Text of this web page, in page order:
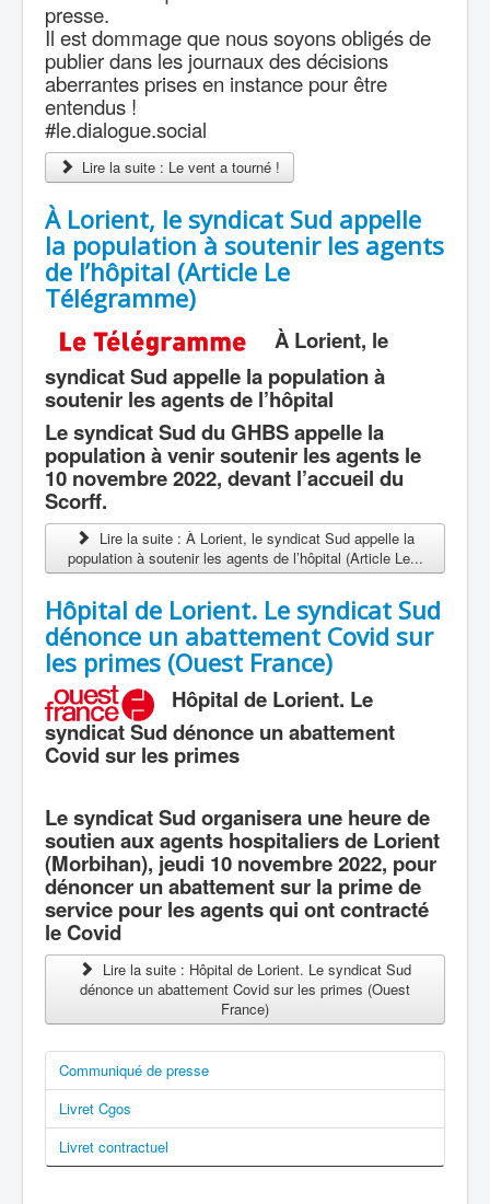
presse.
Il est dommage que nous soyons obligés de
publier dans les journaux des décisions
aberrantes prises en instance pour être
entendus !
#le.dialogue.social
Lire la suite : Le vent a tourné !
À Lorient, le syndicat Sud appelle
la population à soutenir les agents
de l’hôpital (Article Le
Télégramme)
À Lorient, le
syndicat Sud appelle la population à
soutenir les agents de l’hôpital
Le syndicat Sud du GHBS appelle la
population à venir soutenir les agents le
10 novembre 2022, devant l’accueil du
Scorff.
Lire la suite : À Lorient, le syndicat Sud appelle la
population à soutenir les agents de l’hôpital (Article Le...
Hôpital de Lorient. Le syndicat Sud
dénonce un abattement Covid sur
les primes (Ouest France)
Hôpital de Lorient. Le
syndicat Sud dénonce un abattement
Covid sur les primes
Le syndicat Sud organisera une heure de
soutien aux agents hospitaliers de Lorient
(Morbihan), jeudi 10 novembre 2022, pour
dénoncer un abattement sur la prime de
service pour les agents qui ont contracté
le Covid
Lire la suite : Hôpital de Lorient. Le syndicat Sud
dénonce un abattement Covid sur les primes (Ouest
France)
Communiqué de presse
Livret Cgos
Livret contractuel